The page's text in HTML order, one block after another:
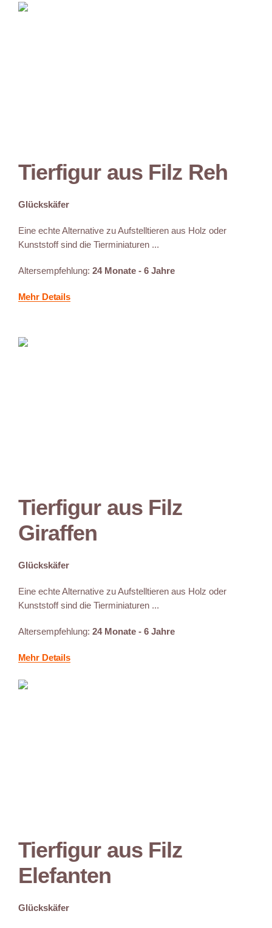
Tierfigur aus Filz Reh
Glückskäfer
Eine echte Alternative zu Aufstelltieren aus Holz oder
Kunststoff sind die Tierminiaturen ...
Altersempfehlung: 24 Monate - 6 Jahre
Mehr Details
Tierfigur aus Filz
Giraffen
Glückskäfer
Eine echte Alternative zu Aufstelltieren aus Holz oder
Kunststoff sind die Tierminiaturen ...
Altersempfehlung: 24 Monate - 6 Jahre
Mehr Details
Tierfigur aus Filz
Elefanten
Glückskäfer